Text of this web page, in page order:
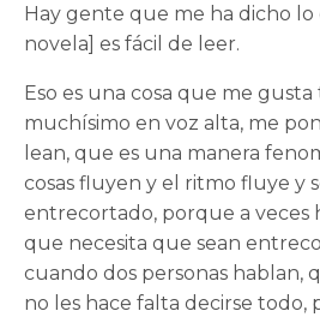
Hay gente que me ha dicho
novela] es fácil de leer.
Eso es una cosa que me gusta
muchísimo en voz alta, me
lean, que es una manera
cosas fluyen y el ritmo fluye y
entrecortado, porque a veces
que necesita que sean
cuando dos personas hablan,
no les hace falta decirse todo,